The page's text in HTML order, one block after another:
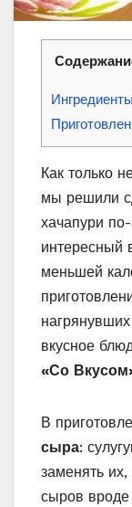
Ингредиенты
Как только
мы решили
хачапури
интересный
меньшей
нагрянувших
вкусное
«Со
В
сыра:
заменять
сыров